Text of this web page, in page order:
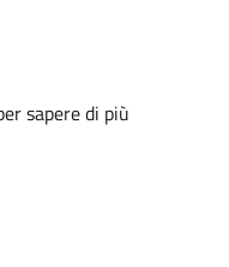
sapere di più